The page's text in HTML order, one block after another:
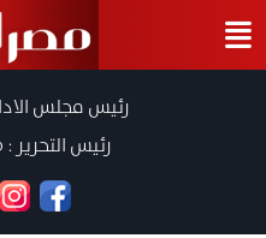
رئيس مجلس
رئيس